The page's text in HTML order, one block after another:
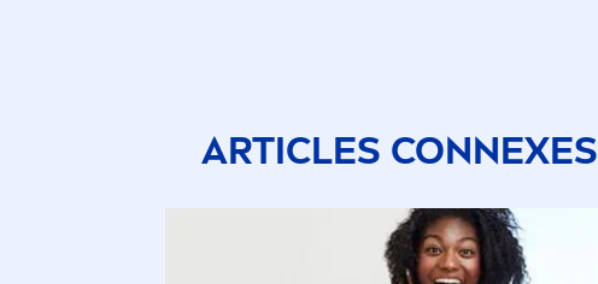
ARTICLES CONNEXES